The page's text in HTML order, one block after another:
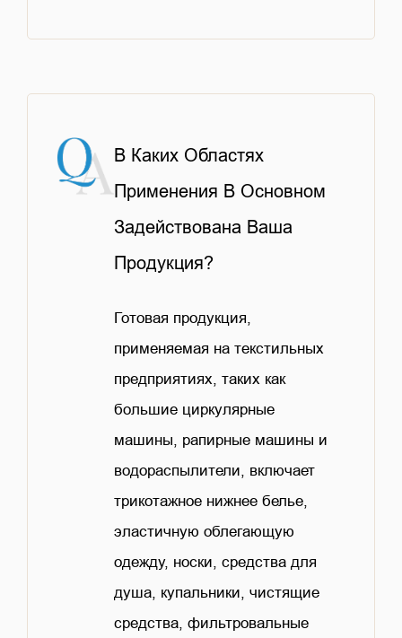
В Каких Областях
Применения В Основном
Задействована Ваша
Продукция?
Готовая продукция,
применяемая на текстильных
предприятиях, таких как
большие циркулярные
машины, рапирные машины и
водораспылители, включает
трикотажное нижнее белье,
эластичную облегающую
одежду, носки, средства для
душа, купальники, чистящие
средства, фильтровальные